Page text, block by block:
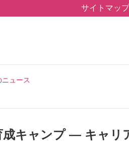
サイトマップ
ュース
成キャンプ ― キャリ